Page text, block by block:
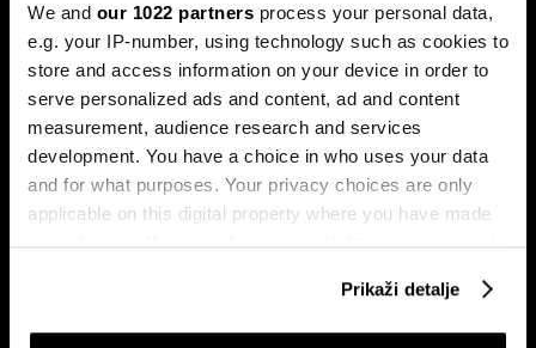
We and our 1022 partners process your personal data,
e.g. your IP-number, using technology such as cookies to
store and access information on your device in order to
serve personalized ads and content, ad and content
measurement, audience research and services
development. You have a choice in who uses your data
and for what purposes. Your privacy choices are only
applicable on this digital property where you have made
your choices. You can change or withdraw your consent
Prikaži detalje
Ljeto na burzama: Psihologija
ulagača kao najveći neprijatelj
Povijesni podaci pokazuju da su lipanj i srpanj mjeseci s
najmanjom volatilnošću na burzama.